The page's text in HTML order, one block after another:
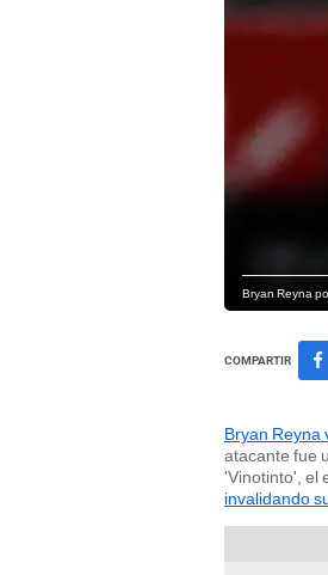
Bryan Reyna
COMPARTIR
Bryan Reyna
atacante fue
'Vinotinto', el
invalidando